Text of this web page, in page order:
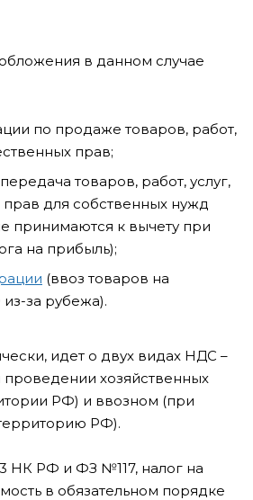
в данном случае
по продаже товаров, работ,
прав;
товаров, работ, услуг,
для собственных нужд
принимаются к вычету при
на прибыль);
(ввоз товаров на
за рубежа).
идет о двух видах НДС –
проведении хозяйственных
РФ) и ввозном (при
РФ).
НК РФ и ФЗ №117, налог на
в обязательном порядке